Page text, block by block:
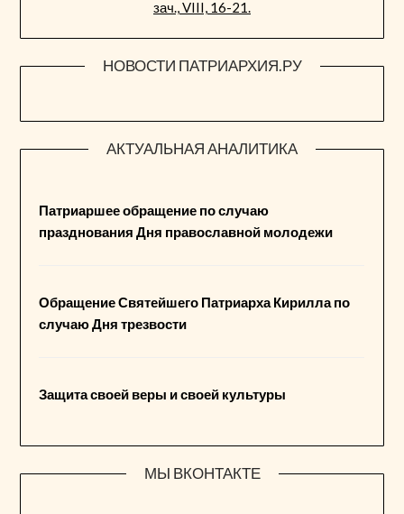
зач., VIII, 16-21.
НОВОСТИ ПАТРИАРХИЯ.РУ
АКТУАЛЬНАЯ АНАЛИТИКА
Патриаршее обращение по случаю
празднования Дня православной молодежи
Обращение Святейшего Патриарха Кирилла по
случаю Дня трезвости
Защита своей веры и своей культуры
МЫ ВКОНТАКТЕ